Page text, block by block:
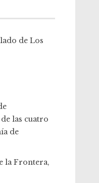
de Los
las cuatro
de
la Frontera,